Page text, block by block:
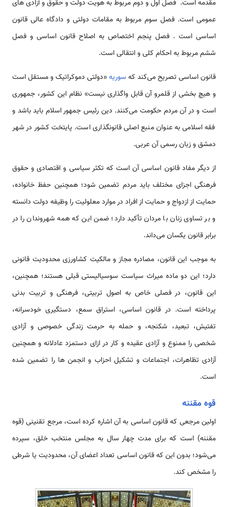
مقدمه ‌‌‌‌‌‌‌است. فصل اول و دوم مربوط به هویت دولت و حقوق و آزادی ‌‌‌‌‌‌‌‌های
عمومی ‌‌‌‌‌‌‌است. فصل سوم مربوط به مقامات دولتی و دادگاه عالی قانون
اساسی ‌‌‌‌‌‌‌است . فصل پنجم اختصاص به اصلاح قانون اساسی و فصل
ششم مربوط به احکام کلی و انتقالی ‌‌‌‌‌‌‌است.
قانون اساسی تصریح ‌‌‌‌‌‌‌‌‌‌‌‌‌‌‌‌می‌کند که سوریه«دولتی دموکراتیک و مستقل ‌‌‌‌‌‌‌است
و هیچ بخشی از قلمرو آن قابل واگذاری نیست» نظام این کشور، جمهوری
‌‌‌‌‌‌‌است و در آن مردم حکومت ‌‌‌‌‌‌‌‌‌‌‌‌‌‌‌‌می‌کنند. دین رئیس جمهور اسلام باید باشد و
فقه اسلامی به عنوان منبع اصلی قانونگذاری ‌‌‌‌‌‌‌است. پایتخت کشور در شهر
دمشق و زبان رسمی آن عربی.
از دیگر مفاد قانون اساسی آن ‌‌‌‌‌‌‌است که تکثر سیاسی و اقتصادی و حقوق
فرهنگی اجزای مختلف باید مردم تضمین شود؛ همچنین حفظ خانواده،
حمایت از ازدواج و حمایت از افراد در موارد معلولیت را وظیفه دولت دانسته
و بر تساوی زنان با مردان تأکید دارد؛ ضمن این که همه شهروندان را در
برابر قانون یکسان ‌‌‌‌‌‌‌‌می‌د‌‌‌‌‌‌‌‌‌‌‌‌‌‌‌‌‌‌‌‌‌‌‌‌اند.
به موجب این قانون، مصادره مجاز و مالکیت کشاورزی محدودیت قانونی
دارد؛ این دو ماده میراث سیاست سوسیالیستی قبلی هستند؛ همچنین،
این قانون، در فصلی خاص به اصول تربیتی، فرهنگی و تربیت بدنی
پرداخته است. در قانون اساسی، ‌‌‌‌‌‌‌استراق سمع، دستگیری خودسرانه،
تفتیش، تبعید، شکنجه، و حمله به حرمت زندگی خصوصی و آزادی
شخصی را ممنوع و آزادی عقیده و کار در ازای دستمزد عادلانه و همچنین
آزادی تظاهرات، اجتماعات و تشکیل احزاب و انجمن ‌‌‌‌‌‌‌‌ها را تضمین شده
‌‌‌‌‌‌‌است.
قوه مقننه
اولین مرجعی که قانون اساسی به آن اشاره کرده ‌‌‌‌‌‌‌است، مرجع تقنینی (قوه
مقننه) ‌‌‌‌‌‌‌است که برای مدت چهار سال به مجلس منتخب خلق، سپرده
‌‌‌‌‌‌‌‌می‌شود؛ بدون این که قانون اساسی تعداد اعضای آن، محدودیت یا شرطی
را مشخص کند.